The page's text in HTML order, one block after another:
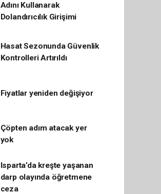
Adını Kullanarak
Dolandırıcılık Girişimi
Hasat Sezonunda Güvenlik
Kontrolleri Artırıldı
Fiyatlar yeniden değişiyor
Çöpten adım atacak yer
yok
Isparta’da kreşte yaşanan
darp olayında öğretmene
ceza